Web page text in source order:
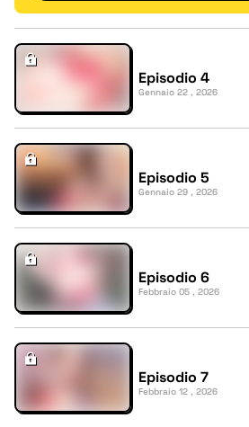
Episodio 4
Gennaio 22 , 2026
Episodio 5
Gennaio 29 , 2026
Episodio 6
Febbraio 05 , 2026
Episodio 7
Febbraio 12 , 2026